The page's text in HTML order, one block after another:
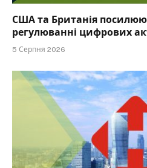
США та Британія
регулюванні цифрових
5 Серпня 2026